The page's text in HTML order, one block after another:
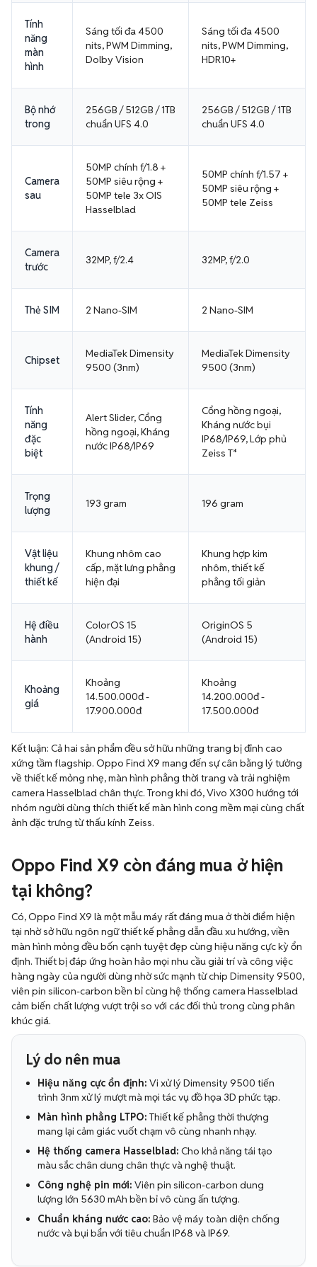
Tính
năng
màn
hình
Sáng tối đa 4500
nits, PWM Dimming,
Dolby Vision
Sáng tối đa 4500
nits, PWM Dimming,
HDR10+
Bộ nhớ
trong
256GB / 512GB / 1TB
chuẩn UFS 4.0
256GB / 512GB / 1TB
chuẩn UFS 4.0
Camera
sau
50MP chính f/1.8 +
50MP siêu rộng +
50MP tele 3x OIS
Hasselblad
50MP chính f/1.57 +
50MP siêu rộng +
50MP tele Zeiss
Camera
trước
32MP, f/2.4 32MP, f/2.0
Thẻ SIM 2 Nano-SIM 2 Nano-SIM
Chipset
MediaTek Dimensity
9500 (3nm)
MediaTek Dimensity
9500 (3nm)
Tính
năng
đặc
biệt
Alert Slider, Cổng
hồng ngoại, Kháng
nước IP68/IP69
Cổng hồng ngoại,
Kháng nước bụi
IP68/IP69, Lớp phủ
Zeiss T*
Trọng
lượng
193 gram 196 gram
Vật liệu
khung /
thiết kế
Khung nhôm cao
cấp, mặt lưng phẳng
hiện đại
Khung hợp kim
nhôm, thiết kế
phẳng tối giản
Hệ điều
hành
ColorOS 15
(Android 15)
OriginOS 5
(Android 15)
Khoảng
giá
Khoảng
14.500.000đ -
17.900.000đ
Khoảng
14.200.000đ -
17.500.000đ
Kết luận: Cả hai sản phẩm đều sở hữu những trang bị đỉnh cao
xứng tầm flagship. Oppo Find X9 mang đến sự cân bằng lý tưởng
về thiết kế mỏng nhẹ, màn hình phẳng thời trang và trải nghiệm
camera Hasselblad chân thực. Trong khi đó, Vivo X300 hướng tới
nhóm người dùng thích thiết kế màn hình cong mềm mại cùng chất
ảnh đặc trưng từ thấu kính Zeiss.
Oppo Find X9 còn đáng mua ở hiện
tại không?
Có, Oppo Find X9 là một mẫu máy rất đáng mua ở thời điểm hiện
tại nhờ sở hữu ngôn ngữ thiết kế phẳng dẫn đầu xu hướng, viền
màn hình mỏng đều bốn cạnh tuyệt đẹp cùng hiệu năng cực kỳ ổn
định. Thiết bị đáp ứng hoàn hảo mọi nhu cầu giải trí và công việc
hàng ngày của người dùng nhờ sức mạnh từ chip Dimensity 9500,
viên pin silicon-carbon bền bỉ cùng hệ thống camera Hasselblad
cảm biến chất lượng vượt trội so với các đối thủ trong cùng phân
khúc giá.
Lý do nên mua
Hiệu năng cực ổn định: Vi xử lý Dimensity 9500 tiến
trình 3nm xử lý mượt mà mọi tác vụ đồ họa 3D phức tạp.
Màn hình phẳng LTPO: Thiết kế phẳng thời thượng
mang lại cảm giác vuốt chạm vô cùng nhanh nhạy.
Hệ thống camera Hasselblad: Cho khả năng tái tạo
màu sắc chân dung chân thực và nghệ thuật.
Công nghệ pin mới: Viên pin silicon-carbon dung
lượng lớn 5630 mAh bền bỉ vô cùng ấn tượng.
Chuẩn kháng nước cao: Bảo vệ máy toàn diện chống
nước và bụi bẩn với tiêu chuẩn IP68 và IP69.